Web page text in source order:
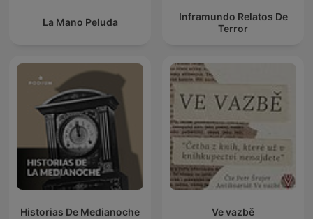
La Mano Peluda
Inframundo Relatos De
Terror
Historias De Medianoche Ve vazbě